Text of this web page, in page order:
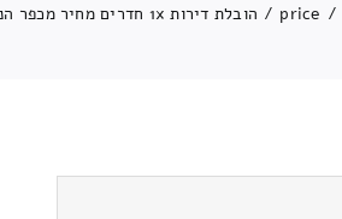
/
price
/ הובלת דירות 1x חדרים מחיר מכפר הנשיא ← לפוריה נווה עובד כולל פירוק והרכבה